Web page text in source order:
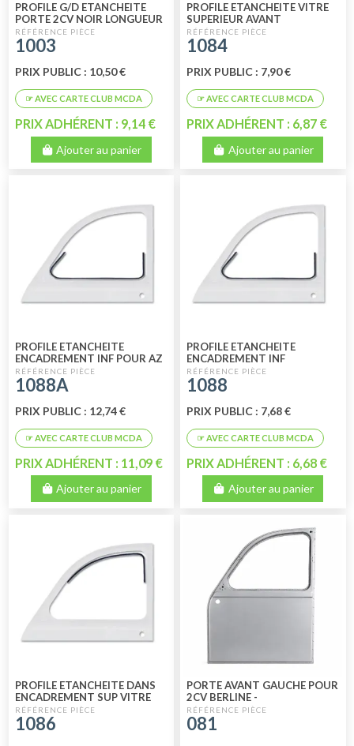
PROFILE G/D ETANCHEITE
PORTE 2CV NOIR LONGUEUR
800MM
1003
PRIX PUBLIC : 10,50 €
PRIX ADHÉRENT : 9,14 €
Ajouter au panier
PROFILE ETANCHEITE VITRE
SUPERIEUR AVANT
1084
PRIX PUBLIC : 7,90 €
PRIX ADHÉRENT : 6,87 €
Ajouter au panier
PROFILE ETANCHEITE
ENCADREMENT INF POUR AZ
1088A
PRIX PUBLIC : 12,74 €
PRIX ADHÉRENT : 11,09 €
Ajouter au panier
PROFILE ETANCHEITE
ENCADREMENT INF
1088
PRIX PUBLIC : 7,68 €
PRIX ADHÉRENT : 6,68 €
Ajouter au panier
PROFILE ETANCHEITE DANS
ENCADREMENT SUP VITRE
2CV
1086
PORTE AVANT GAUCHE POUR
2CV BERLINE -
FOURGONNETTE A PARTIR
DE 1965 A 1990
081